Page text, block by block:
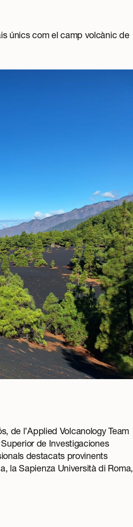
únics com el camp volcànic de
de l’Applied Volcanology Team
de Investigaciones
destacats provinents
la Sapienza Università di Roma,